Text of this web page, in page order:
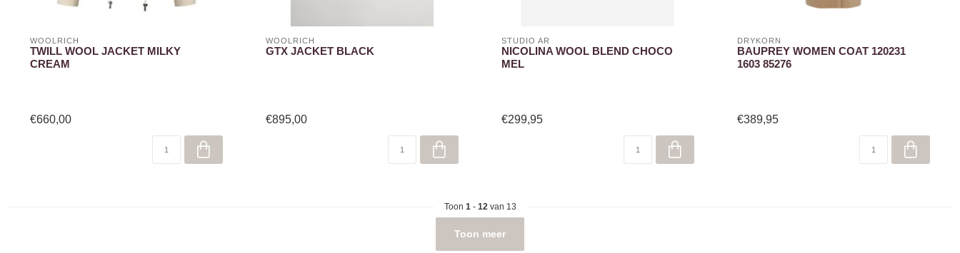
WOOLRICH
TWILL WOOL JACKET MILKY
CREAM
€660,00
WOOLRICH
GTX JACKET BLACK
€895,00
STUDIO AR
NICOLINA WOOL BLEND CHOCO
MEL
€299,95
DRYKORN
BAUPREY WOMEN COAT 120231
1603 85276
€389,95
Toon 1- 12van 13
Toon meer